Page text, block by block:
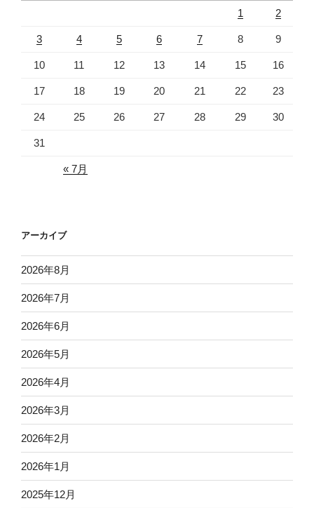
1 2
3 4 5 6 7 8 9
10 11 12 13 14 15 16
17 18 19 20 21 22 23
24 25 26 27 28 29 30
31
« 7月
アーカイブ
2026年8月
2026年7月
2026年6月
2026年5月
2026年4月
2026年3月
2026年2月
2026年1月
2025年12月